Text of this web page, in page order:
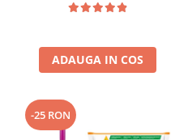
ADAUGA IN COS
-25 RON